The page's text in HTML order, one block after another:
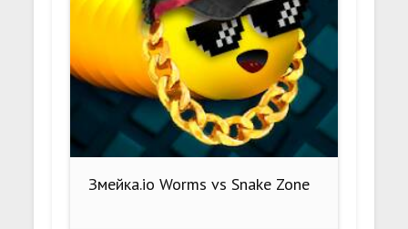
Змейка.io Worms vs Snake Zone